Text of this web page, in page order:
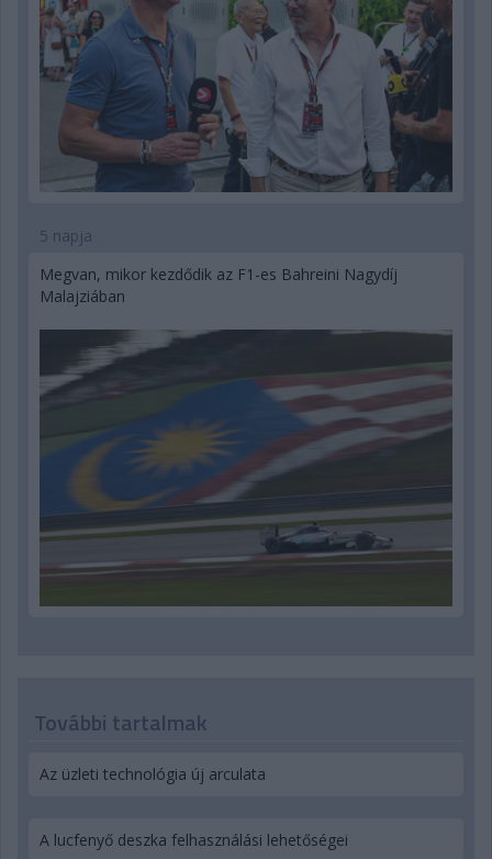
5 napja
Megvan, mikor kezdődik az F1-es Bahreini Nagydíj
Malajziában
További tartalmak
Az üzleti technológia új arculata
A lucfenyő deszka felhasználási lehetőségei